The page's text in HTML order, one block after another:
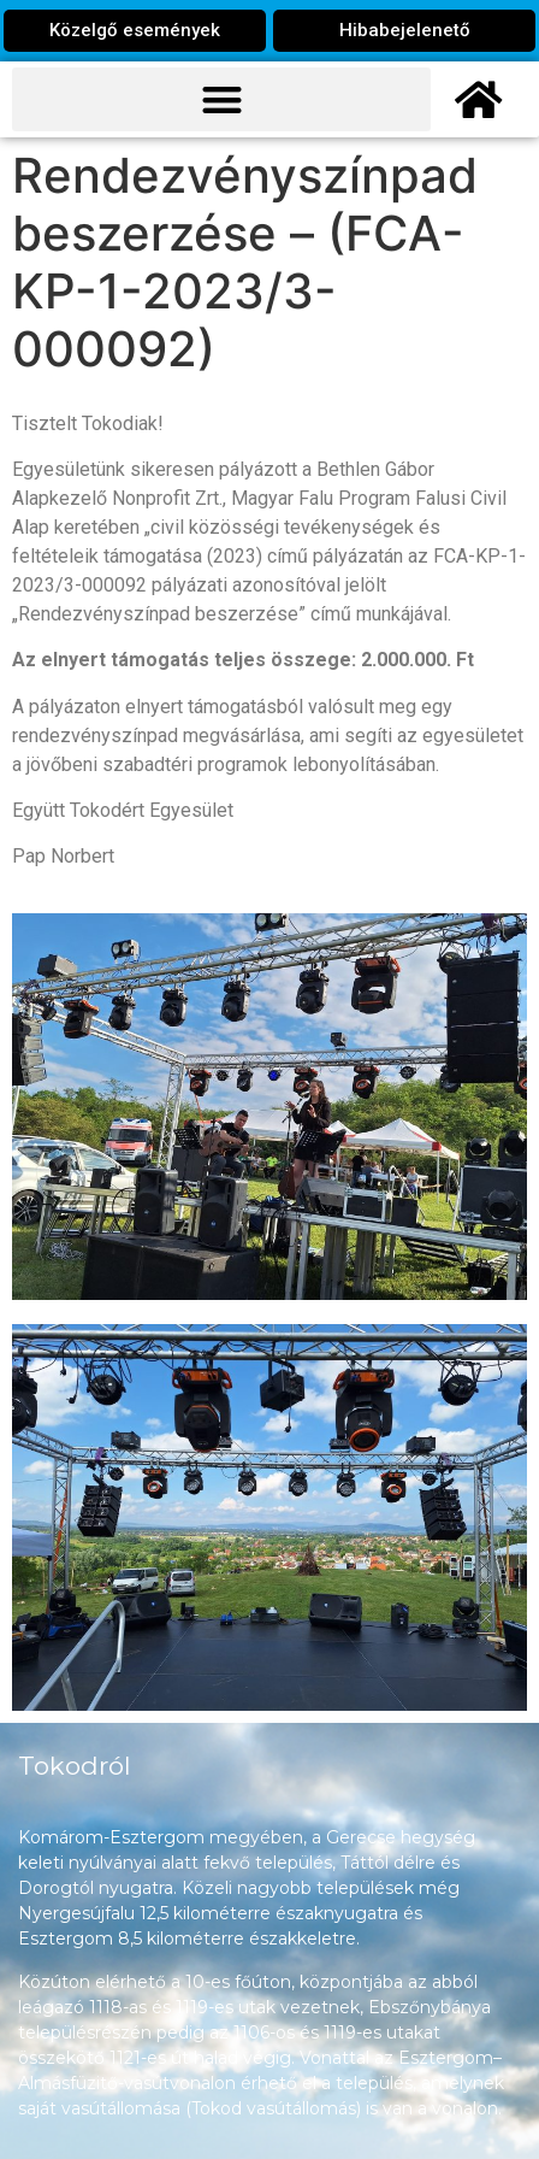
Közelgő események Hibabejelenető
Rendezvényszínpad
beszerzése – (FCA-
KP-1-2023/3-
000092)
Tisztelt Tokodiak!
Egyesületünk sikeresen pályázott a Bethlen Gábor
Alapkezelő Nonprofit Zrt., Magyar Falu Program Falusi Civil
Alap keretében „civil közösségi tevékenységek és
feltételeik támogatása (2023) című pályázatán az FCA-KP-1-
2023/3-000092 pályázati azonosítóval jelölt
„Rendezvényszínpad beszerzése” című munkájával.
Az elnyert támogatás teljes összege: 2.000.000. Ft
A pályázaton elnyert támogatásból valósult meg egy
rendezvényszínpad megvásárlása, ami segíti az egyesületet
a jövőbeni szabadtéri programok lebonyolításában.
Együtt Tokodért Egyesület
Pap Norbert
Tokodról
Komárom-Esztergom megyében, a Gerecse hegység
keleti nyúlványai alatt fekvő település, Táttól délre és
Dorogtól nyugatra. Közeli nagyobb települések még
Nyergesújfalu 12,5 kilométerre északnyugatra és
Esztergom 8,5 kilométerre északkeletre.
Közúton elérhető a 10-es főúton, központjába az abból
leágazó 1118-as és 1119-es utak vezetnek, Ebszőnybánya
településrészén pedig az 1106-os és 1119-es utakat
összekötő 1121-es út halad végig. Vonattal az Esztergom–
Almásfüzitő-vasútvonalon érhető el a település, amelynek
saját vasútállomása (Tokod vasútállomás) is van a vonalon.